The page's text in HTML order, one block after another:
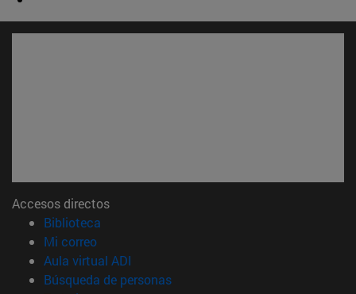
Accesos directos
Biblioteca
Mi correo(abre en nueva ventana)
Aula virtual ADI
Búsqueda de personas(abre en nueva ventana)